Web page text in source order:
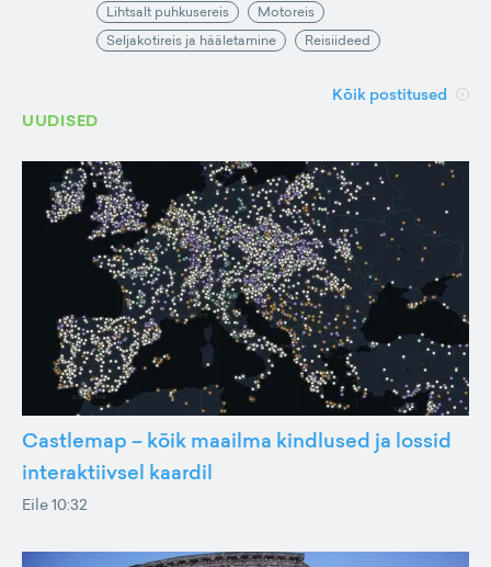
Lihtsalt puhkusereis
Motoreis
Seljakotireis ja hääletamine
Reisiideed
Kõik postitused
UUDISED
Castlemap – kõik maailma kindlused ja lossid
interaktiivsel kaardil
Eile 10:32